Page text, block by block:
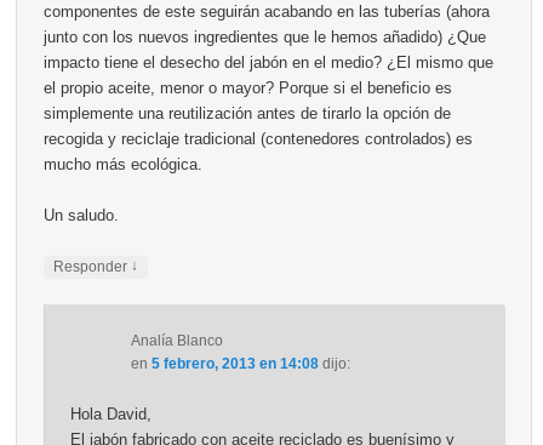
componentes de este seguirán acabando en las tuberías (ahora
junto con los nuevos ingredientes que le hemos añadido) ¿Que
impacto tiene el desecho del jabón en el medio? ¿El mismo que
el propio aceite, menor o mayor? Porque si el beneficio es
simplemente una reutilización antes de tirarlo la opción de
recogida y reciclaje tradicional (contenedores controlados) es
mucho más ecológica.
Un saludo.
Responder ↓
Analía Blanco
en 5 febrero, 2013 en 14:08 dijo:
Hola David,
El jabón fabricado con aceite reciclado es buenísimo y